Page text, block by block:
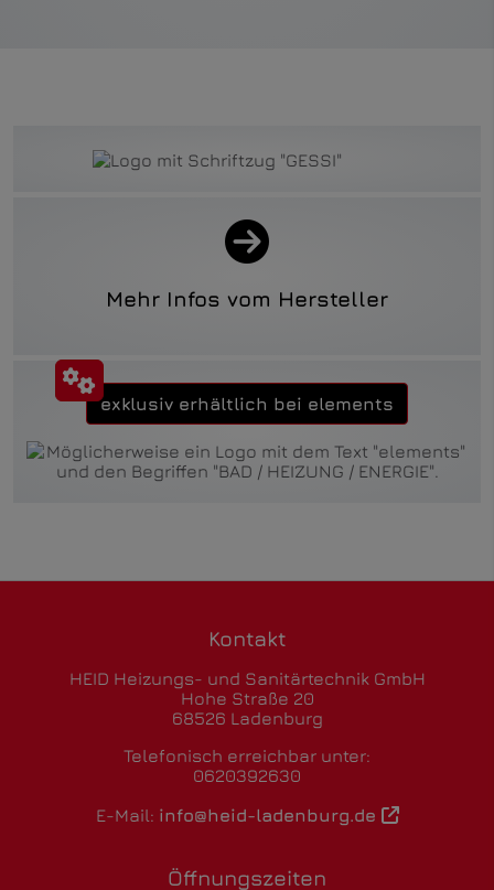
Mehr Infos vom Hersteller
exklusiv erhältlich bei elements
Kontakt
HEID Heizungs- und Sanitärtechnik GmbH
Hohe Straße 20
68526 Ladenburg
Telefonisch erreichbar unter:
0620392630
E-Mail: info@heid-ladenburg.de
Öffnungszeiten